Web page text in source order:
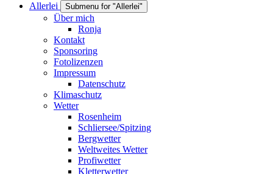
Allerlei
Submenu for "Allerlei"
Über mich
Ronja
Kontakt
Sponsoring
Fotolizenzen
Impressum
Datenschutz
Klimaschutz
Wetter
Rosenheim
Schliersee/Spitzing
Bergwetter
Weltweites Wetter
Profiwetter
Kletterwetter